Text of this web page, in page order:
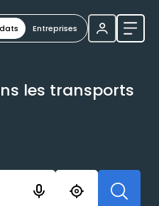
Entreprises
les transports
l’enregistrement.